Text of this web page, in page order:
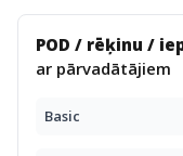
POD / rēķinu /
ar pārvadātājiem
Basic